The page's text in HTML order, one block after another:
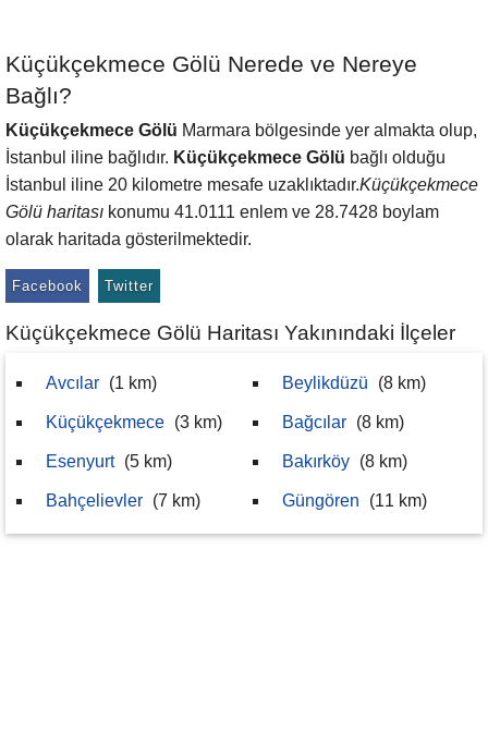
Küçükçekmece Gölü Nerede ve Nereye
Bağlı?
Küçükçekmece Gölü Marmara bölgesinde yer almakta olup,
İstanbul iline bağlıdır. Küçükçekmece Gölü bağlı olduğu
İstanbul iline 20 kilometre mesafe uzaklıktadır.Küçükçekmece
Gölü haritası konumu 41.0111 enlem ve 28.7428 boylam
olarak haritada gösterilmektedir.
Facebook Twitter
Küçükçekmece Gölü Haritası Yakınındaki İlçeler
Avcılar (1 km)
Küçükçekmece (3 km)
Esenyurt (5 km)
Bahçelievler (7 km)
Beylikdüzü (8 km)
Bağcılar (8 km)
Bakırköy (8 km)
Güngören (11 km)